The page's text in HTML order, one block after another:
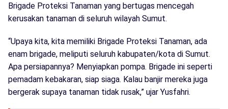
Brigade Proteksi Tanaman yang bertugas mencegah
kerusakan tanaman di seluruh wilayah Sumut.
“Upaya kita, kita memiliki Brigade Proteksi Tanaman, ada
enam brigade, meliputi seluruh kabupaten/kota di Sumut.
Apa persiapannya? Menyiapkan pompa. Brigade ini seperti
pemadam kebakaran, siap siaga. Kalau banjir mereka juga
bergerak supaya tanaman tidak rusak,” ujar Yusfahri.